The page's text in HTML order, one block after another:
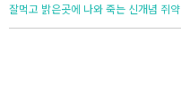
잘먹고 밝은곳에 나와 죽는 신개념 쥐약